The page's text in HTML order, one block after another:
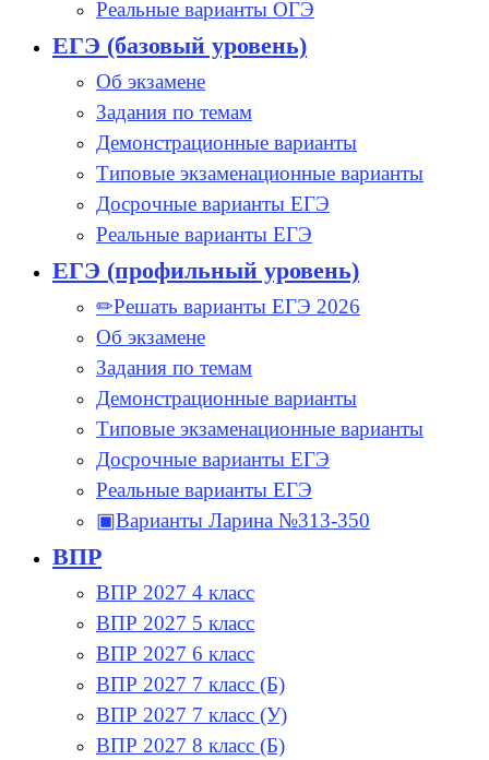
Реальные варианты ОГЭ
ЕГЭ (базовый уровень)
Об экзамене
Задания по темам
Демонстрационные варианты
Типовые экзаменационные варианты
Досрочные варианты ЕГЭ
Реальные варианты ЕГЭ
ЕГЭ (профильный уровень)
✏Решать варианты ЕГЭ 2026
Об экзамене
Задания по темам
Демонстрационные варианты
Типовые экзаменационные варианты
Досрочные варианты ЕГЭ
Реальные варианты ЕГЭ
▣Варианты Ларина №313-350
ВПР
ВПР 2027 4 класс
ВПР 2027 5 класс
ВПР 2027 6 класс
ВПР 2027 7 класс (Б)
ВПР 2027 7 класс (У)
ВПР 2027 8 класс (Б)